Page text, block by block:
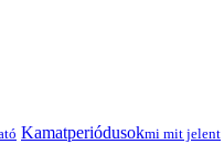
Kamatperiódusokmi mit jelent